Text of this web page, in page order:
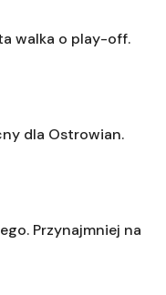
walka o play-off.
dla Ostrowian.
Przynajmniej na